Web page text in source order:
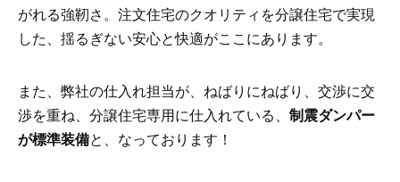
がれる強靭さ。注文住宅のクオリティを分譲住宅で実現
した、揺るぎない安心と快適がここにあります。
また、弊社の仕入れ担当が、ねばりにねばり、交渉に交
渉を重ね、分譲住宅専用に仕入れている、 制震ダンパー
が標準装備と、なっております！